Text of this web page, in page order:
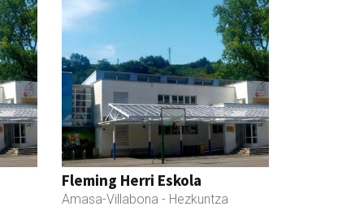
Fleming Herri Eskola
Amasa-Villabona - Hezkuntza